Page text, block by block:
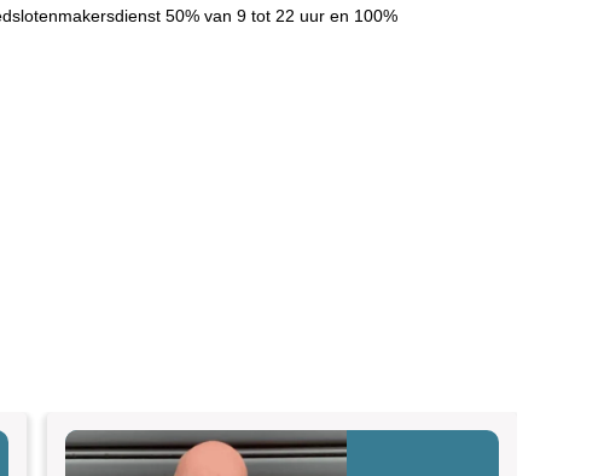
50% van 9 tot 22 uur en 100%